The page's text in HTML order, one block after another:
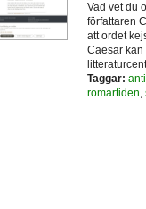
Vad vet du
författaren
att ordet
Caesar kan
Taggar:
romartiden,